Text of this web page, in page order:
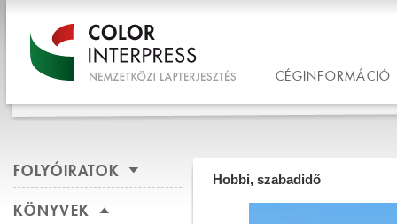
CÉGINFORMÁCIÓ
FOLYÓIRATOK
KÖNYVEK
Hobbi, szabadidő